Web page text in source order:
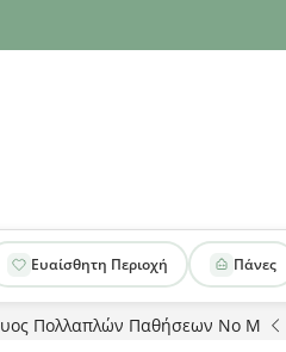
Ευαίσθητη Περιοχή Πάνες
Πολλαπλών Παθήσεων No M